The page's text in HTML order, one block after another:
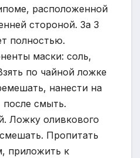
расположенной
стороной. За 3
полностью.
маски: соль,
по чайной ложке
нанести на
после смыть.
Ложку оливкового
Пропитать
приложить к